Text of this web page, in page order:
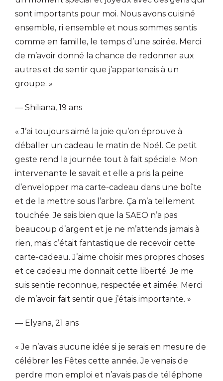
sont importants pour moi. Nous avons cuisiné
ensemble, ri ensemble et nous sommes sentis
comme en famille, le temps d’une soirée. Merci
de m’avoir donné la chance de redonner aux
autres et de sentir que j’appartenais à un
groupe. »
— Shiliana, 19 ans
« J’ai toujours aimé la joie qu’on éprouve à
déballer un cadeau le matin de Noël. Ce petit
geste rend la journée tout à fait spéciale. Mon
intervenante le savait et elle a pris la peine
d’envelopper ma carte-cadeau dans une boîte
et de la mettre sous l’arbre. Ça m’a tellement
touchée. Je sais bien que la SAEO n’a pas
beaucoup d’argent et je ne m’attends jamais à
rien, mais c’était fantastique de recevoir cette
carte-cadeau. J’aime choisir mes propres choses
et ce cadeau me donnait cette liberté. Je me
suis sentie reconnue, respectée et aimée. Merci
de m’avoir fait sentir que j’étais importante. »
— Elyana, 21 ans
« Je n’avais aucune idée si je serais en mesure de
célébrer les Fêtes cette année. Je venais de
perdre mon emploi et n’avais pas de téléphone